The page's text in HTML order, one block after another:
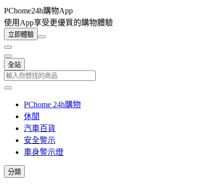
PChome24h購物App
使用App享受更優質的購物體驗
立即體驗
全站
PChome 24h購物
休閒
汽車百貨
安全警示
車身警示燈
分類